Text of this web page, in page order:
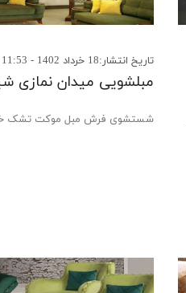
تاریخ انتشار:18 خرداد 1402 - 11:53
مبلشویی میدان نمازی
شستشوی فرش مبل موکت تشک